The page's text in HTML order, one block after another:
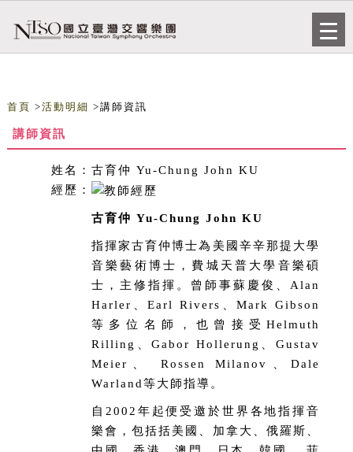
首頁 >活動明細 >講師資訊
講師資訊
姓名： 古育仲 Yu-Chung John KU
經歷：
古育仲 Yu-Chung John KU
指揮家古育仲博士為美國辛辛那提大學
音樂藝術博士，費城天普大學音樂碩
士，主修指揮。曾師事蘇慶俊、Alan
Harler、Earl Rivers、Mark Gibson
等多位名師，也曾接受Helmuth
Rilling、Gabor Hollerung、Gustav
Meier、 Rossen Milanov、Dale
Warland等大師指導。
自2002年起便受邀於世界各地指揮音
樂會，包括括美國、加拿大、俄羅斯、